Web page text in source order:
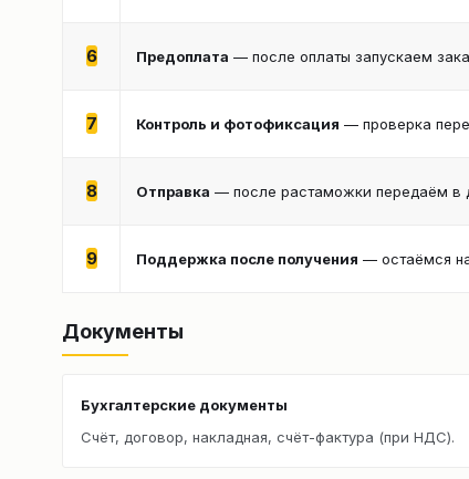
6 Предоплата — после оплаты запускаем
7 Контроль и фотофиксация — проверка
8 Отправка — после растаможки передаём в
9 Поддержка после получения — остаёмся
Документы
Бухгалтерские документы
Счёт, договор, накладная, счёт-фактура (при НДС).